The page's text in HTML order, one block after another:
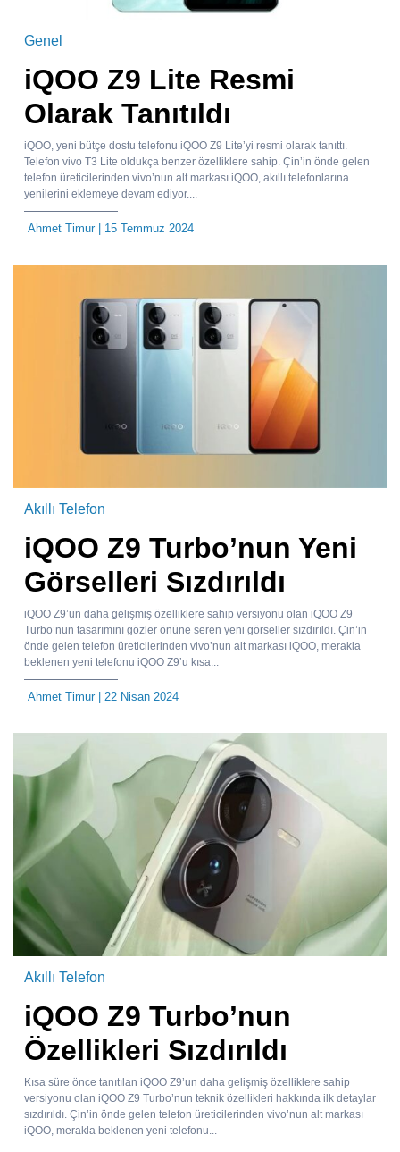
Genel
iQOO Z9 Lite Resmi
Olarak Tanıtıldı
iQOO, yeni bütçe dostu telefonu iQOO Z9 Lite’yi resmi olarak tanıttı.
Telefon vivo T3 Lite oldukça benzer özelliklere sahip. Çin’in önde gelen
telefon üreticilerinden vivo’nun alt markası iQOO, akıllı telefonlarına
yenilerini eklemeye devam ediyor....
Ahmet Timur| 15 Temmuz 2024
Akıllı Telefon
iQOO Z9 Turbo’nun Yeni
Görselleri Sızdırıldı
iQOO Z9’un daha gelişmiş özelliklere sahip versiyonu olan iQOO Z9
Turbo’nun tasarımını gözler önüne seren yeni görseller sızdırıldı. Çin’in
önde gelen telefon üreticilerinden vivo’nun alt markası iQOO, merakla
beklenen yeni telefonu iQOO Z9’u kısa...
Ahmet Timur| 22 Nisan 2024
Akıllı Telefon
iQOO Z9 Turbo’nun
Özellikleri Sızdırıldı
Kısa süre önce tanıtılan iQOO Z9’un daha gelişmiş özelliklere sahip
versiyonu olan iQOO Z9 Turbo’nun teknik özellikleri hakkında ilk detaylar
sızdırıldı. Çin’in önde gelen telefon üreticilerinden vivo’nun alt markası
iQOO, merakla beklenen yeni telefonu...